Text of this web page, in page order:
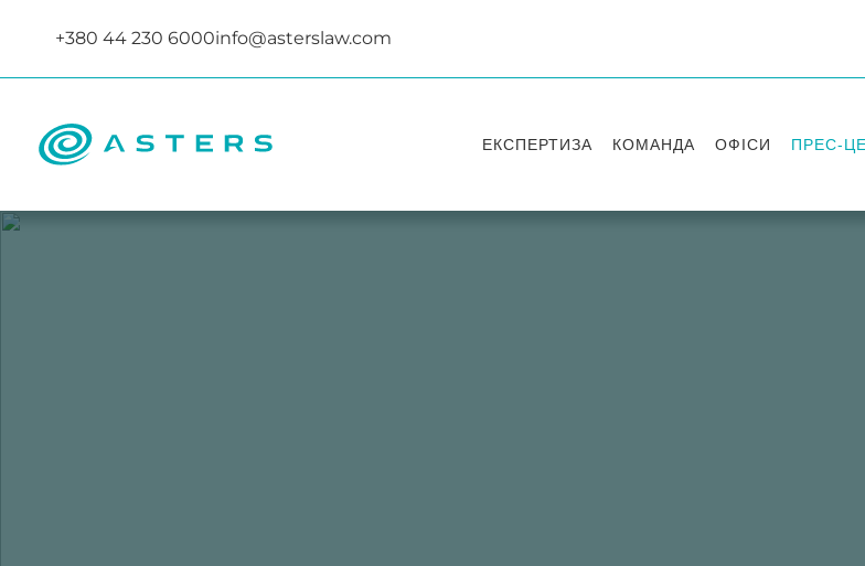
+380 44 230 6000info@asterslaw.com
ЕКСПЕРТИЗА КОМАНДА ОФІСИ ПРЕС-